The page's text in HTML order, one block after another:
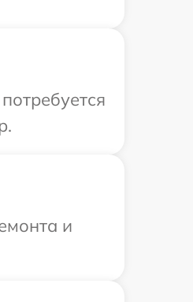
и